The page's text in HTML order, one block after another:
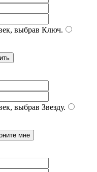
выбрав Ключ.
выбрав Звезду.